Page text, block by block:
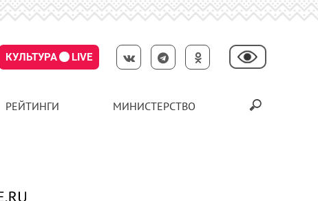
КУЛЬТУРА LIVE
РЕЙТИНГИ МИНИСТЕРСТВО